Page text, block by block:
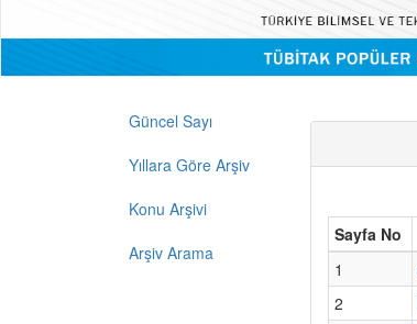
Güncel Sayı
Yıllara Göre Arşiv
Konu Arşivi
Arşiv Arama
Sayfa No
1
2